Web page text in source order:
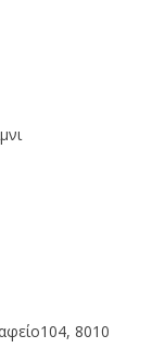
8010